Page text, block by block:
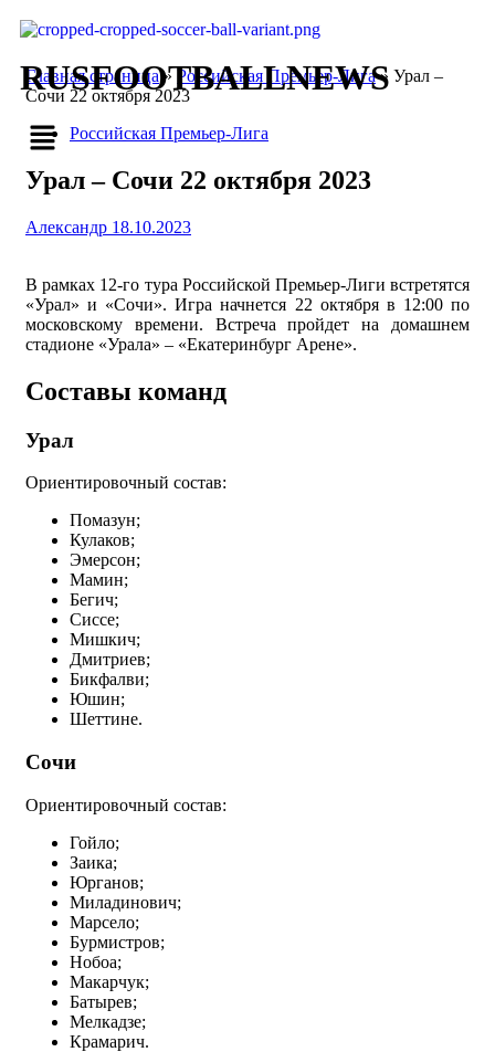
RUSFOOTBALLNEWS
Главная страница» Российская Премьер-Лига» Урал –
Сочи 22 октября 2023
Российская Премьер-Лига
Урал – Сочи 22 октября 2023
Александр 18.10.2023
В рамках 12-го тура Российской Премьер-Лиги встретятся
«Урал» и «Сочи». Игра начнется 22 октября в 12:00 по
московскому времени. Встреча пройдет на домашнем
стадионе «Урала» – «Екатеринбург Арене».
Составы команд
Урал
Ориентировочный состав:
Помазун;
Кулаков;
Эмерсон;
Мамин;
Бегич;
Сиссе;
Мишкич;
Дмитриев;
Бикфалви;
Юшин;
Шеттине.
Сочи
Ориентировочный состав:
Гойло;
Заика;
Юрганов;
Миладинович;
Марсело;
Бурмистров;
Нобоа;
Макарчук;
Батырев;
Мелкадзе;
Крамарич.